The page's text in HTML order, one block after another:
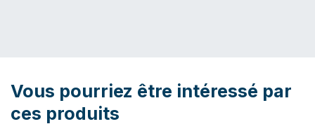
Vous pourriez être intéressé par
ces produits